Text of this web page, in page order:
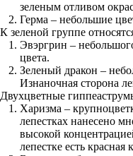
зеленым отливом
Герма – небольшие
К зеленой группе
Эвэргрин –
цвета.
Зеленый дракон –
Изнаночная сторона
Двухцветные
Харизма –
лепестках нанесено
высокой
лепестке есть красная